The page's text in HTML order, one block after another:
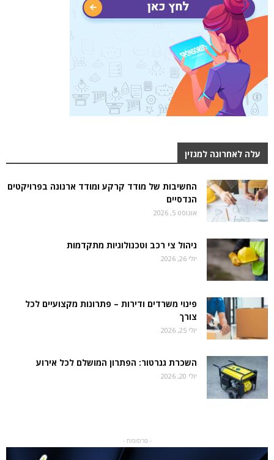
עלה לאחרונה למגזין
החשיבות של מודד קרקע ומודד ארנונה בפרויקטים
הנדסיים
אוגוסט 5, 2026
ניהול צי רכב וטכנולוגיות מתקדמות
יולי 26, 2026
פינוי משרדים ודירות – פתרונות מקצועיים לכל
צורך
יולי 25, 2026
השכרת גנרטור: הפתרון המושלם לכל אירוע
יולי 20, 2026
- פרסומת -